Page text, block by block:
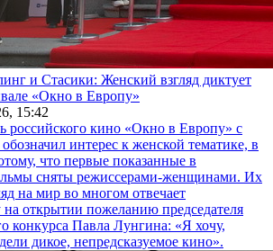
и Стасики: Женский взгляд диктует
«Окно в Европу»
15:42
российского кино «Окно в Европу» с
интерес к женской тематике, в
что первые показанные в
сняты режиссерами-женщинами. Их
на мир во многом отвечает
открытии пожеланию председателя
конкурса Павла Лунгина: «Я хочу,
дикое, непредсказуемое кино».